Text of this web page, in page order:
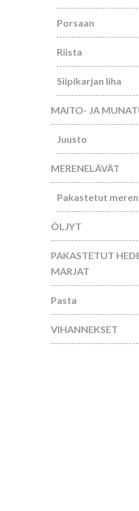
Porsaan
Riista
Siipikarjan liha
MAITO- JA
Juusto
MERENELÄVÄT
Pakastetut
ÖLJYT
PAKASTETUT
MARJAT
Pasta
VIHANNEKSET